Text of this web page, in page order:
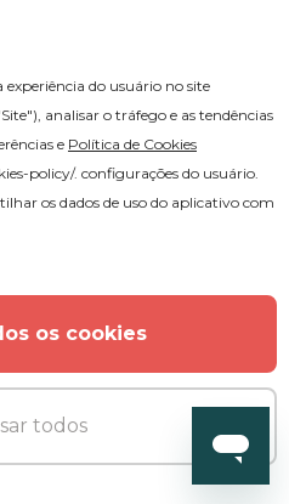
After Effects
do usuário no site
analisar o tráfego e as tendências
e Política de Cookies
policy/. configurações do usuário.
os dados de uso do aplicativo com
os cookies
todos